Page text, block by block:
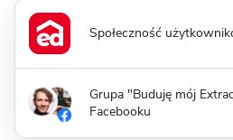
Społeczność
Grupa "Buduję mój
Facebooku